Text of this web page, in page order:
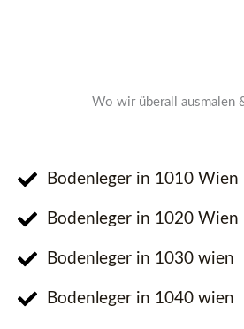
Wo wir überall ausmalen
Bodenleger in 1010 Wien
Bodenleger in 1020 Wien
Bodenleger in 1030 wien
Bodenleger in 1040 wien